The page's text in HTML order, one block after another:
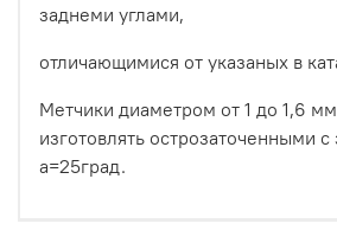
заднеми углами,
отличающимися от указаных в
Метчики диаметром от 1 до 1,6
изготовлять острозаточенными
а=25град.